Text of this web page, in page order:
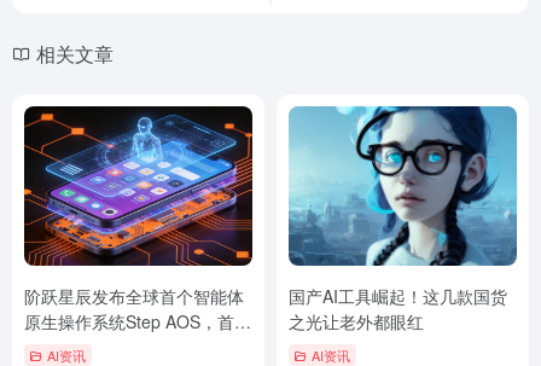
相关文章
阶跃星辰发布全球首个智能体
原生操作系统Step AOS，首款
AI手机STEPX Neo亮相
AI资讯
国产AI工具崛起！这几款国货
之光让老外都眼红
AI资讯